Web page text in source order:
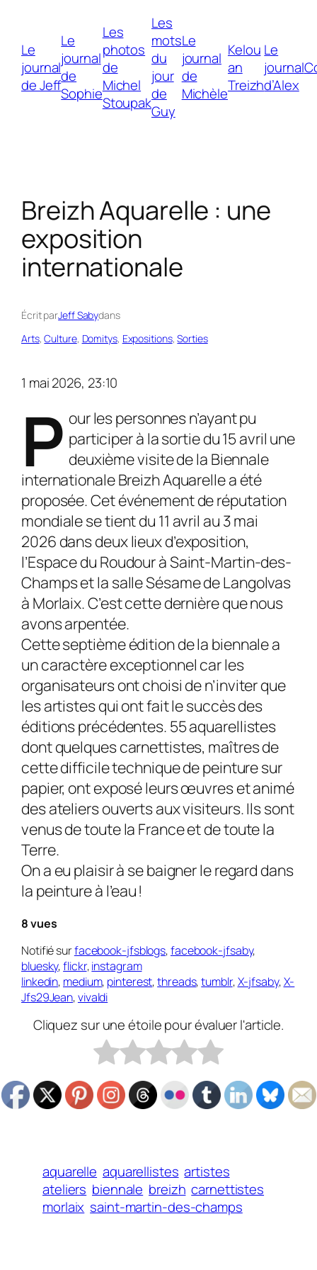
Le
journal
de Jeff
Le
journal
de
Sophie
Les
photos
de
Michel
Stoupak
Les
mots
du
jour
de
Guy
Le
journal
de
Michèle
Kelou
an
Treizh
Le
journal
d’Alex
Breizh Aquarelle : une
exposition
internationale
Écrit parJeff Sabydans
Arts, Culture, Domitys, Expositions, Sorties
1 mai 2026, 23:10
P our les personnes n’ayant pu
participer à la sortie du 15 avril une
deuxième visite de la Biennale
internationale Breizh Aquarelle a été
proposée. Cet événement de réputation
mondiale se tient du 11 avril au 3 mai
2026 dans deux lieux d’exposition,
l’Espace du Roudour à Saint-Martin-des-
Champs et la salle Sésame de Langolvas
à Morlaix. C’est cette dernière que nous
avons arpentée.
Cette septième édition de la biennale a
un caractère exceptionnel car les
organisateurs ont choisi de n’inviter que
les artistes qui ont fait le succès des
éditions précédentes. 55 aquarellistes
dont quelques carnettistes, maîtres de
cette difficile technique de peinture sur
papier, ont exposé leurs œuvres et animé
des ateliers ouverts aux visiteurs. Ils sont
venus de toute la France et de toute la
Terre.
On a eu plaisir à se baigner le regard dans
la peinture à l’eau !
8 vues
Notifié surfacebook-jfsblogs,facebook-jfsaby,
bluesky,flickr,instagram
linkedin, medium, pinterest,threads,tumblr,X-jfsaby,X-
Jfs29Jean,vivaldi
Cliquez sur une étoile pour évaluer l'article.
aquarelle aquarellistes artistes
ateliers biennale breizh carnettistes
morlaix saint-martin-des-champs